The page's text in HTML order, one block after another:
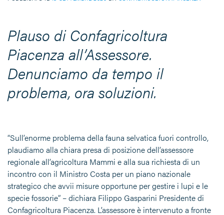
Plauso di Confagricoltura
Piacenza all’Assessore.
Denunciamo da tempo il
problema, ora soluzioni.
“Sull’enorme problema della fauna selvatica fuori controllo,
plaudiamo alla chiara presa di posizione dell’assessore
regionale all’agricoltura Mammi e alla sua richiesta di un
incontro con il Ministro Costa per un piano nazionale
strategico che avvii misure opportune per gestire i lupi e le
specie fossorie” – dichiara Filippo Gasparini Presidente di
Confagricoltura Piacenza. L’assessore è intervenuto a fronte